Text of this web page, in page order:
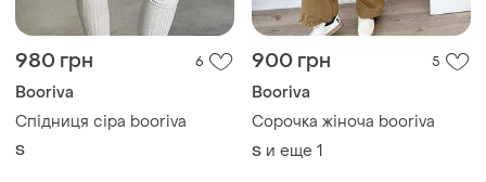
980 грн 6
Booriva
Спідниця сіра booriva
S
900 грн 5
Booriva
Сорочка жіноча booriva
S и еще 1